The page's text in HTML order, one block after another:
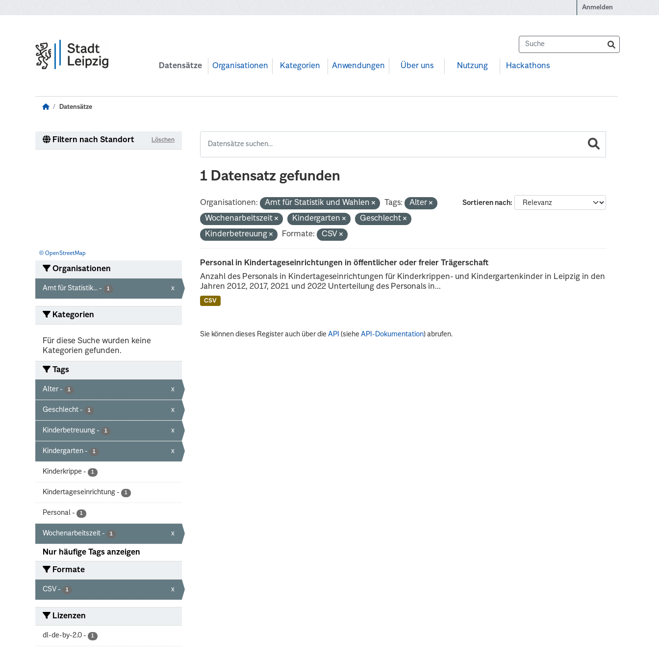
Anmelden
Datensätze Organisationen Kategorien Anwendungen Über uns Nutzung Hackathons
Datensätze
Filtern nach Standort Löschen
© OpenStreetMap
Organisationen
Amt für Statistik... - 1 x
Kategorien
Für diese Suche wurden keine
Kategorien gefunden.
Tags
Alter - 1 x
Geschlecht - 1 x
Kinderbetreuung - 1 x
Kindergarten - 1 x
Kinderkrippe - 1
Kindertageseinrichtung - 1
Personal - 1
Wochenarbeitszeit - 1 x
Nur häufige Tags anzeigen
Formate
CSV - 1 x
Lizenzen
dl-de-by-2.0 - 1
1 Datensatz gefunden
Sortieren nach
Organisationen: Amt für Statistik und Wahlen Tags:
Alter
Wochenarbeitszeit
Kindergarten
Geschlecht
Kinderbetreuung
Formate: CSV
Personal in Kindertageseinrichtungen in öffentlicher oder freier Trägerschaft
Anzahl des Personals in Kindertageseinrichtungen für Kinderkrippen- und Kindergartenkinder in Leipzig in den
Jahren 2012, 2017, 2021 und 2022 Unterteilung des Personals in...
CSV
Sie können dieses Register auch über dieAPI (sieheAPI-Dokumentation) abrufen.